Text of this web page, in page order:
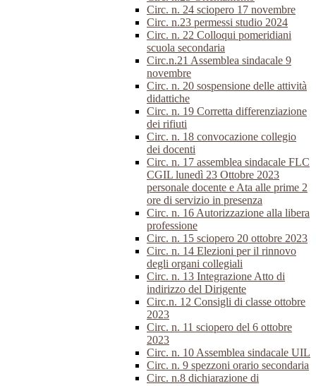
Circ. n. 24 sciopero 17 novembre
Circ. n.23 permessi studio 2024
Circ. n. 22 Colloqui pomeridiani
scuola secondaria
Circ.n.21 Assemblea sindacale 9
novembre
Circ. n. 20 sospensione delle attività
didattiche
Circ. n. 19 Corretta differenziazione
dei rifiuti
Circ. n. 18 convocazione collegio
dei docenti
Circ. n. 17 assemblea sindacale FLC
CGIL lunedì 23 Ottobre 2023
personale docente e Ata alle prime 2
ore di servizio in presenza
Circ. n. 16 Autorizzazione alla libera
professione
Circ. n. 15 sciopero 20 ottobre 2023
Circ. n. 14 Elezioni per il rinnovo
degli organi collegiali
Circ. n. 13 Integrazione Atto di
indirizzo del Dirigente
Circ.n. 12 Consigli di classe ottobre
2023
Circ. n. 11 sciopero del 6 ottobre
2023
Circ. n. 10 Assemblea sindacale UIL
Circ. n. 9 spezzoni orario secondaria
Circ. n.8 dichiarazione di